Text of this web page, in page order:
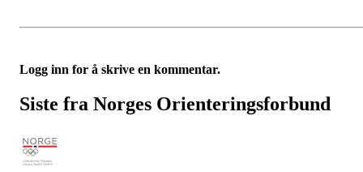
Logg inn for å skrive en kommentar.
Siste fra Norges Orienteringsforbund